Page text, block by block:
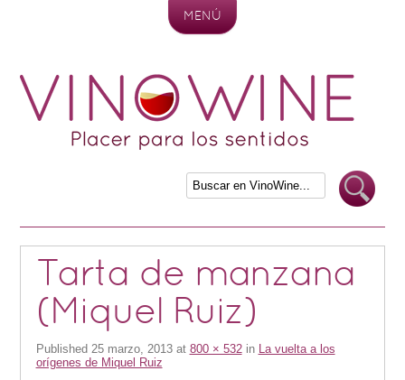
MENÚ
Tarta de manzana
(Miquel Ruiz)
Published 25 marzo, 2013at 800 × 532in La vuelta a los
orígenes de Miquel Ruiz